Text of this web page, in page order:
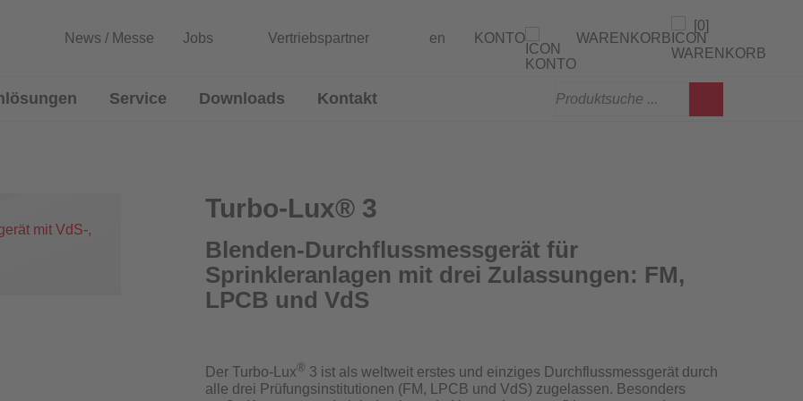
News / Messe Jobs Vertriebspartner en KONTO WARENKORB
[0]
für Sprinkleranlagen
Service
Download Prüfzeugnisse
Downloads Kontakt
Turbo-Lux® 3
Blenden-Durchflussmessgerät für
Sprinkleranlagen mit drei Zulassungen: FM,
LPCB und VdS
Der Turbo-Lux® 3 ist als weltweit erstes und einziges Durchflussmessgerät durch
alle drei Prüfungsinstitutionen (FM, LPCB und VdS) zugelassen. Besonders